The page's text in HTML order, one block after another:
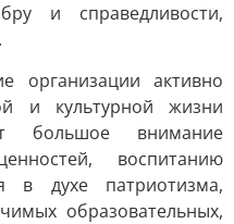
и справедливости,
организации активно
и культурной жизни
большое внимание
воспитанию
в духе патриотизма,
образовательных,